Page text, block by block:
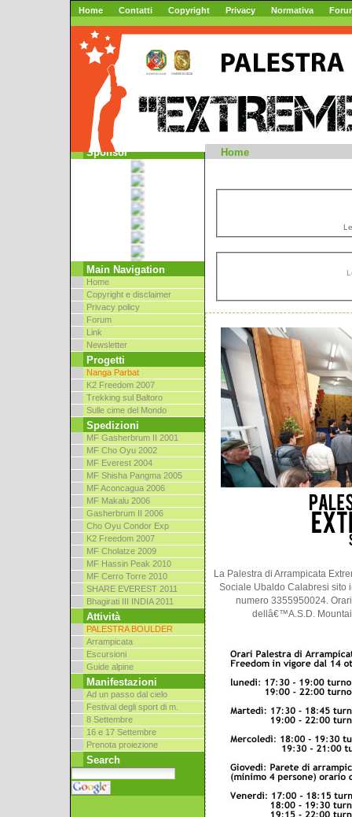
Home Contatti Copyright Privacy Normativa
Sponsor
Main Navigation
Home
Copyright e disclaimer
Privacy policy
Forum
Link
Newsletter
Progetti
Nanga Parbat
K2 Freedom 2007
Trekking sul Baltoro
Sulle cime del Mondo
Spedizioni
MF Gasherbrum II 2001
MF Cho Oyu 2002
MF Everest 2004
MF Shisha Pangma 2005
MF Aconcagua 2006
MF Makalu 2006
Gasherbrum II 2006
Cho Oyu Condor Exp
K2 Freedom 2007
MF Cholatze 2009
MF Hassin Peak 2010
MF Cerro Torre 2010
SHARE EVEREST 2011
Bhagirati III INDIA 2011
Attività
PALESTRA BOULDER
Arrampicata
Escursioni
Guide alpine
Manifestazioni
Ad un passo dal cielo
Festival degli sport di m.
8 Settembre
16 e 17 Settembre
Prenota proiezione
Search
Home
La Palestra di Arrampicata
Sociale Ubaldo Calabresi sito
numero 3355950024.
dellâ€™A.S.D.